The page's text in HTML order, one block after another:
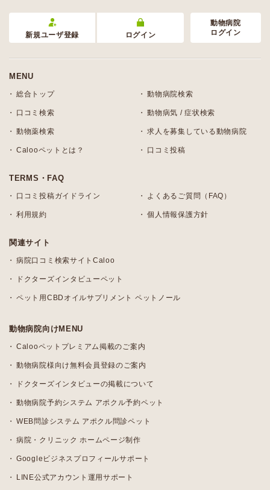
新規ユーザ登録 ログイン
動物病院
ログイン
MENU
総合トップ 動物病院検索
口コミ検索 動物病気 / 症状検索
動物薬検索 求人を募集している動物病院
Calooペットとは？ 口コミ投稿
TERMS・FAQ
口コミ投稿ガイドライン よくあるご質問（FAQ）
利用規約 個人情報保護方針
関連サイト
病院口コミ検索サイトCaloo
ドクターズインタビューペット
ペット用CBDオイルサプリメント ペットノール
動物病院向けMENU
Calooペットプレミアム掲載のご案内
動物病院様向け無料会員登録のご案内
ドクターズインタビューの掲載について
動物病院予約システム アポクル予約ペット
WEB問診システム アポクル問診ペット
病院・クリニック ホームページ制作
Googleビジネスプロフィールサポート
LINE公式アカウント運用サポート